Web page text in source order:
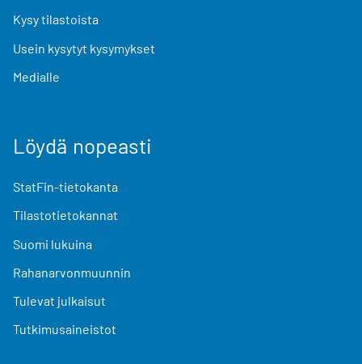
Kysy tilastoista
Usein kysytyt kysymykset
Medialle
Löydä nopeasti
StatFin-tietokanta
Tilastotietokannat
Suomi lukuina
Rahanarvonmuunnin
Tulevat julkaisut
Tutkimusaineistot